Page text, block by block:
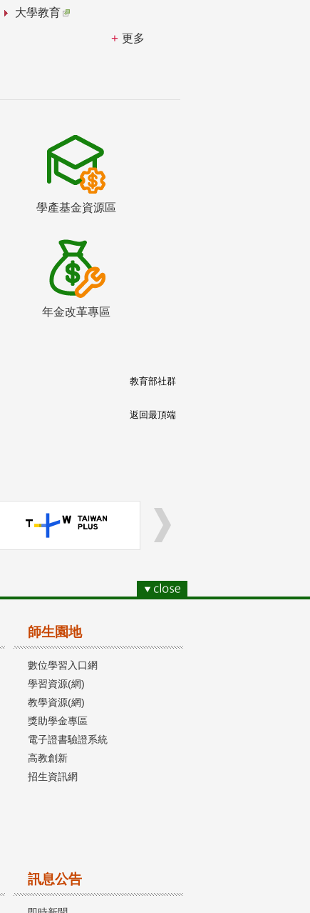
大學教育
更多
學產基金資源區
年金改革專區
教育部社群
返回最頂端
師生園地
數位學習入口網
學習資源(網)
教學資源(網)
獎助學金專區
電子證書驗證系統
高教創新
招生資訊網
訊息公告